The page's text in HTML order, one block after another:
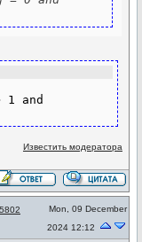
and
Известить модератора
Mon, 09 December
2024 12:12